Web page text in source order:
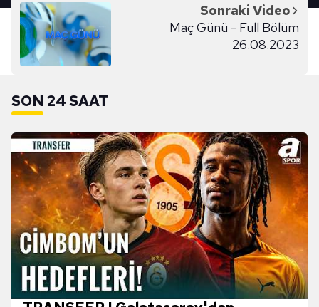
Sonraki Video
Maç Günü - Full Bölüm
26.08.2023
SON 24 SAAT